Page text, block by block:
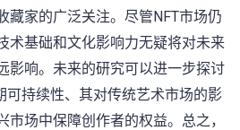
藏家的广泛关注。尽管NFT市场仍
术基础和文化影响力无疑将对未来
影响。未来的研究可以进一步探讨
可持续性、其对传统艺术市场的影
市场中保障创作者的权益。总之，